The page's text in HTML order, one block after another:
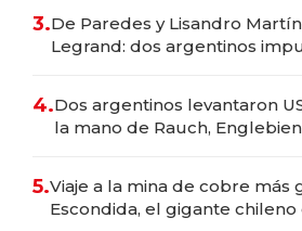
3.De Paredes y Lisandro
Legrand: dos argentinos
4.Dos argentinos levantaron
la mano de Rauch,
5.Viaje a la mina de cobre más
Escondida, el gigante